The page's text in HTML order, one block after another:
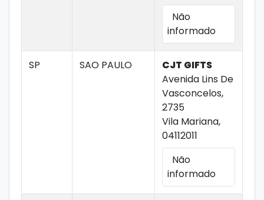
Não
informado
SP SAO PAULO
CJT GIFTS
Avenida Lins De
Vasconcelos,
2735
Vila Mariana,
04112011
Não
informado